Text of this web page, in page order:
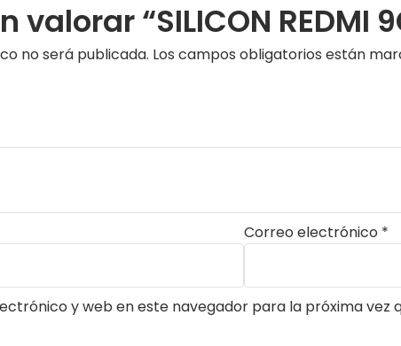
“SILICON REDMI
no será publicada. Los campos obligatorios están
Correo electrónico *
y web en este navegador para la próxima vez